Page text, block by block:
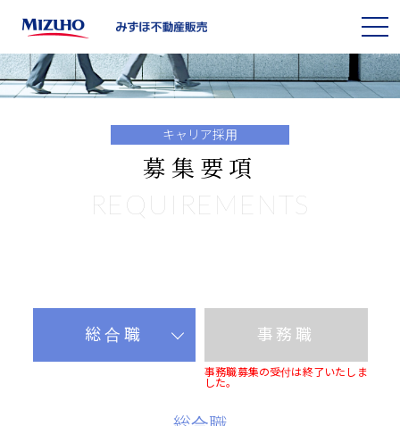
キ
ャ
リ
2028卒
MY PAGE
2027卒
MY PAGE
私たちの価値観
不動産仲介業とは
人と仕事を知る
研修と福利厚生
採用情報
キャリア採用
募集要項
REQUIREMENTS
総合職 事務職
事務職募集の受付は終了いたしま
した。